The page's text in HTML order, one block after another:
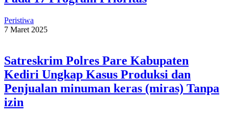
Peristiwa
7 Maret 2025
Satreskrim Polres Pare Kabupaten
Kediri Ungkap Kasus Produksi dan
Penjualan minuman keras (miras) Tanpa
izin